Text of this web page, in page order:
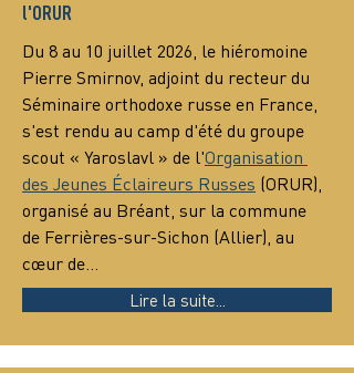
l'ORUR
Du 8 au 10 juillet 2026, le hiéromoine
Pierre Smirnov, adjoint du recteur du
Séminaire orthodoxe russe en France,
s'est rendu au camp d'été du groupe
scout « Yaroslavl » de l'Organisation
des Jeunes Éclaireurs Russes (ORUR),
organisé au Bréant, sur la commune
de Ferrières-sur-Sichon (Allier), au
cœur de…
Lire la suite...